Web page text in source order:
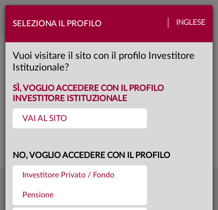
SELEZIONA IL PROFILO INGLESE
Vuoi visitare il sito con il profilo Investitore
Istituzionale?
SÌ, VOGLIO ACCEDERE CON IL PROFILO
INVESTITORE ISTITUZIONALE
VAI AL SITO
NO, VOGLIO ACCEDERE CON IL PROFILO
Investitore Privato / Fondo
Pensione
Toggle
Anima Azionario Internazionale LTE
Classe: SI
Questa è una comunicazione di marketing. Si prega di consultare il prospetto e
Ultima quota
04.08.26